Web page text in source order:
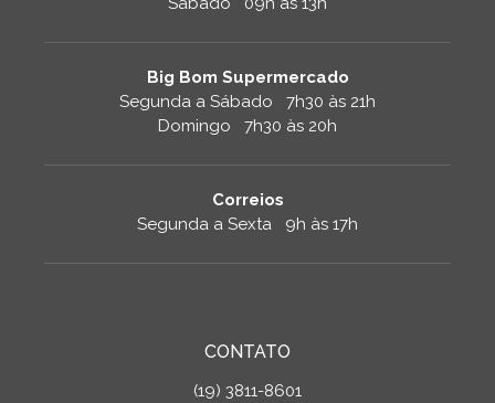
Big Bom Supermercado
Segunda a Sábado 7h30 às 21h
Domingo 7h30 às 20h
Correios
Segunda a Sexta 9h às 17h
CONTATO
(19) 3811-8601